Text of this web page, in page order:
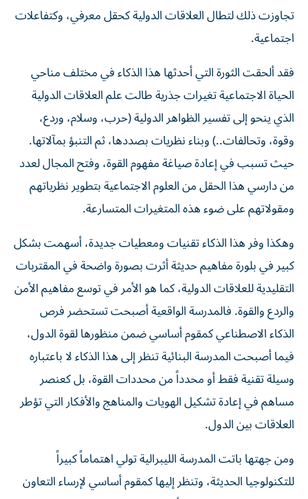
تجاوزت ذلك لتطال العلاقات الدولية كحقل معرفي، وكتفاعلات
اجتماعية.
فقد ألحقت الثورة التي أحدثها هذا الذكاء في مختلف مناحي
الحياة الاجتماعية تغيرات جذرية طالت علم العلاقات الدولية
الذي ينحو إلى تفسير الظواهر الدولية (حرب، وسلام، وردع،
وقوة، وتحالفات..) وبناء نظريات بصددها، ثم التنبؤ بمآلاتها.
حيث تسبب في إعادة صياغة مفهوم القوة، وفتح المجال لعدد
من دارسي هذا الحقل من العلوم الاجتماعية بتطوير نظرياتهم
ومقولاتهم على ضوء هذه المتغيرات المتسارعة.
وهكذا وفر هذا الذكاء تقنيات ومعطيات جديدة، أسهمت بشكل
كبير في بلورة مفاهيم حديثة أثرت بصورة واضحة في المقتربات
التقليدية للعلاقات الدولية، كما هو الأمر في توسع مفاهيم الأمن
والردع والقوة. فالمدرسة الواقعية أصبحت تستحضر فرص
الذكاء الاصطناعي كمقوم أساسي ضمن منظورها لقوة الدول،
فيما أصبحت المدرسة البنائية تنظر إلى هذا الذكاء لا باعتباره
وسيلة تقنية فقط أو محدداً من محددات القوة، بل كعنصر
مساهم في إعادة تشكيل الهويات والمناهج والأفكار التي تؤطر
العلاقات بين الدول.
ومن جهتها باتت المدرسة الليبرالية تولي اهتماماً كبيراً
للتكنولوجيا الحديثة، وتنظر إليها كمقوم أساسي لإرساء التعاون